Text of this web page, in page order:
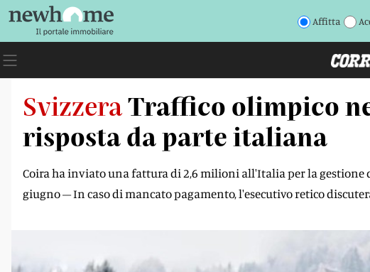
Affitta
SvizzeraTraffico olimpico
risposta da parte italiana
Coira ha inviato una fattura di 2,6 milioni all'Italia per la
giugno – In caso di mancato pagamento, l'esecutivo retico